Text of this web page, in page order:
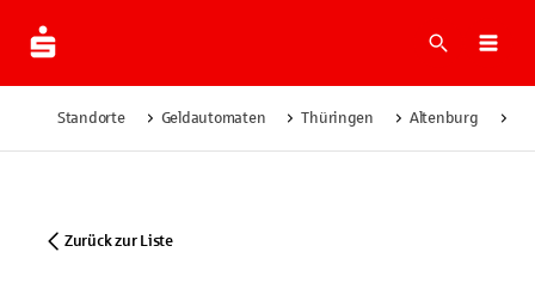
Suche
Standorte Geldautomaten Thüringen Altenburg
Zurück zur Liste